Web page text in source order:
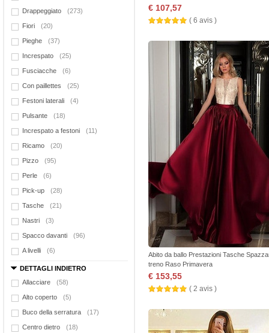
Drappeggiato (273)
Fiori (20)
Pieghe (37)
Increspato (25)
Fusciacche (6)
Con paillettes (25)
Festoni laterali (4)
Pulsante (18)
Increspato a festoni (11)
Ricamo (20)
Pizzo (95)
Perle (6)
Pick-up (28)
Tasche (21)
Nastri (3)
Spacco davanti (96)
A livelli (6)
DETTAGLI INDIETRO
Allacciare
(58)
Alto coperto (5)
Buco della serratura (17)
Centro dietro (18)
€ 107,57
( 6 avis )
Abito da ballo Prestazioni Tasche
treno Raso Primavera
€ 153,55
( 2 avis )